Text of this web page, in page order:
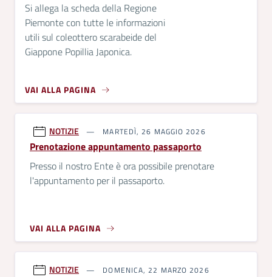
Si allega la scheda della Regione
Piemonte con tutte le informazioni
utili sul coleottero scarabeide del
Giappone Popillia Japonica.
VAI ALLA PAGINA
NOTIZIE MARTEDÌ, 26 MAGGIO 2026
Prenotazione appuntamento passaporto
Presso il nostro Ente è ora possibile prenotare
l'appuntamento per il passaporto.
VAI ALLA PAGINA
NOTIZIE DOMENICA, 22 MARZO 2026